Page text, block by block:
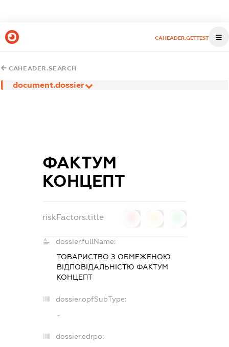
CAHEADER.GETTEST
CAHEADER.SEARCH
document.dossier
ФАКТУМ
КОНЦЕПТ
riskFactors.title
dossier.fullName:
ТОВАРИСТВО З ОБМЕЖЕНОЮ
ВІДПОВІДАЛЬНІСТЮ ФАКТУМ
КОНЦЕПТ
dossier.opfSubType:
-
dossier.edrpo: